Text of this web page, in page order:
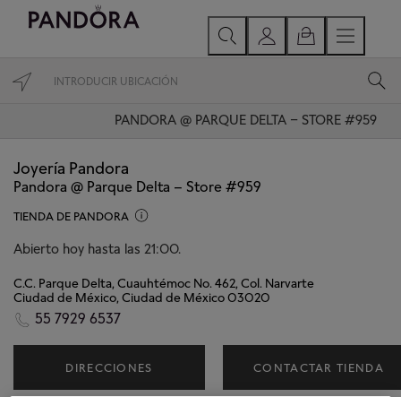
PANDORA @ PARQUE DELTA – STORE #959
Joyería Pandora
Pandora @ Parque Delta – Store #959
TIENDA DE PANDORA
Abierto hoy hasta las 21:00.
C.C. Parque Delta, Cuauhtémoc No. 462, Col. Narvarte
Ciudad de México, Ciudad de México 03020
55 7929 6537
DIRECCIONES CONTACTAR TIENDA